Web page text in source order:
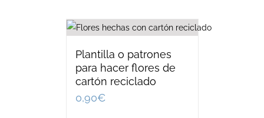
Plantilla o patrones
para hacer flores de
cartón reciclado
0,90€